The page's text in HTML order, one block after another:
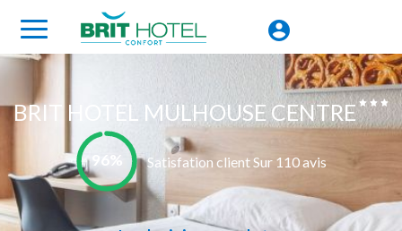
BRIT HOTEL MULHOUSE CENTRE
96% Satisfation client Sur 110 avis